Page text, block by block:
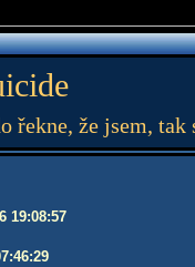
že jsem, tak
19:08:57